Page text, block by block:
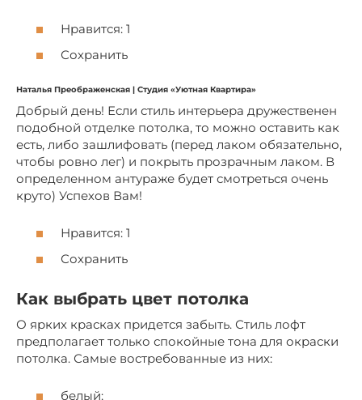
Нравится: 1
Сохранить
Наталья Преображенская | Студия «Уютная Квартира»
Добрый день! Если стиль интерьера дружественен
подобной отделке потолка, то можно оставить как
есть, либо зашлифовать (перед лаком обязательно,
чтобы ровно лег) и покрыть прозрачным лаком. В
определенном антураже будет смотреться очень
круто) Успехов Вам!
Нравится: 1
Сохранить
Как выбрать цвет потолка
О ярких красках придется забыть. Стиль лофт
предполагает только спокойные тона для окраски
потолка. Самые востребованные из них:
белый;